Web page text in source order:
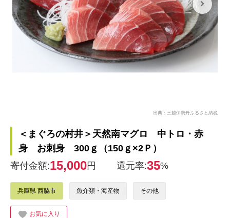
出典：三越伊勢丹ふるさと納税
＜まぐろの村井＞天然南マグロ 中トロ・赤
身 お刺身 300ｇ（150ｇ×2Ｐ）
寄付金額:15,000円 還元率:35%
兵庫県 西脇市 魚介類・海産物 その他
お気に入り